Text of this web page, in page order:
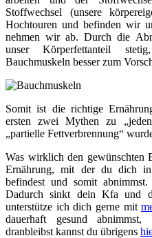
Stoffwechsel (unsere
Hochtouren und befinden wir
nehmen wir ab. Durch die
unser Körperfettanteil
Bauchmuskeln besser zum
Somit ist die richtige
ersten zwei Mythen zu
„partielle Fettverbrennung“
Was wirklich den gewünschten
Ernährung, mit der du dich in
befindest und somit abnimmst.
Dadurch sinkt dein Kfa und
unterstütze ich dich gerne mit
dauerhaft gesund
dranbleibst kannst du übrigens